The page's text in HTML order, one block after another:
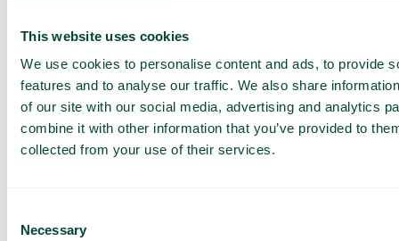
This website uses cookies
We use cookies to personalise content and ads, to provide
features and to analyse our traffic. We also share
of our site with our social media, advertising and analytics
combine it with other information that you’ve provided to
collected from your use of their services.
Selection
Necessary
farver. Det skal se ud som en integreret del af